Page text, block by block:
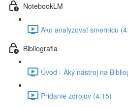
NotebookLM
Ako analyzovať smernicu
Bibliografia
Úvod - Aký nástroj na
Pridanie zdrojov (4:15)